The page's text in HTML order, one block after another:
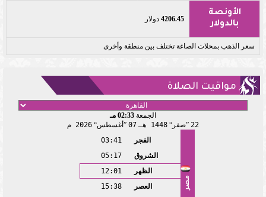
الأونصة
بالدولار
4206.45 دولار
سعر الذهب بمحلات الصاغة تختلف بين منطقة وأخرى
مواقيت الصلاة
الجمعة 02:33 مـ
22 صفر 1448 هـ 07 أغسطس 2026 م
مصر
الفجر
03:41
الشروق
05:17
الظهر
12:01
العصر
15:38